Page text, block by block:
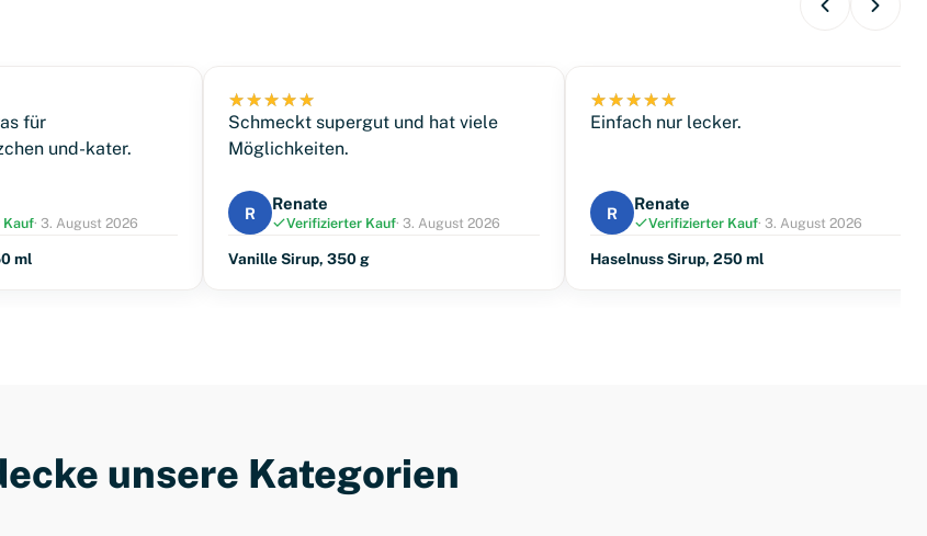
für
und-kater.
Kauf· 3. August 2026
ml
Schmeckt supergut und hat viele
Möglichkeiten.
R Renate
Verifizierter Kauf· 3. August 2026
Vanille Sirup, 350 g
Einfach nur lecker.
R Renate
Verifizierter Kauf· 3. August 2026
Haselnuss Sirup, 250 ml
unsere Kategorien